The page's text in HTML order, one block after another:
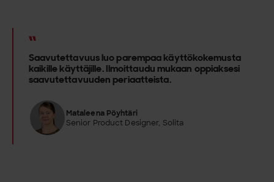
Saavutettavuus luo parempaa käyttökokemusta
kaikille käyttäjille. Ilmoittaudu mukaan oppiaksesi
saavutettavuuden periaatteista.
Mataleena Pöyhtäri
Senior Product Designer, Solita